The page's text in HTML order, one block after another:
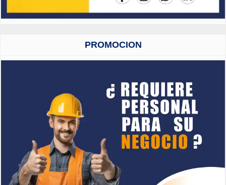
PROMOCION